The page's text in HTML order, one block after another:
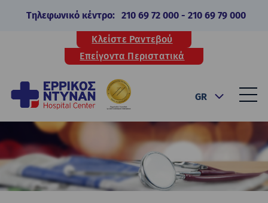
Τηλεφωνικό κέντρο: 210 69 72 000- 210 69 79 000
Κλείστε Ραντεβού
Επείγοντα Περιστατικά
GR